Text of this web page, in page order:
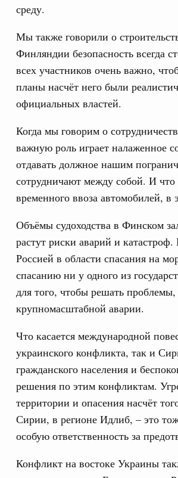
среду.
Мы также говорили о
Финляндии безопасность всегда
всех участников очень важно,
планы насчёт него были
официальных властей.
Когда мы говорим о
важную роль играет налаженное
отдавать должное нашим
сотрудничают между собой. И что
временного ввоза автомобилей,
Объёмы судоходства в Финском
растут риски аварий и
Россией в области спасания на
спасанию ни у одного из
для того, чтобы решать
крупномасштабной аварии.
Что касается международной
украинского конфликта, так и
гражданского населения и
решения по этим конфликтам.
территории и опасения насчёт
Сирии, в регионе Идлиб, – это
особую ответственность за
Конфликт на востоке Украины
Евразийского
совета
6 августа, четверг
Общие вопросы промышленной политики
провёл заседание
промышленности
Регулирование в сфере строительства
Более 130
значения построено под
Национальный проект «Инфраструктура
Порядка 200
объектам,
для
Сергей Кравцов и
Григорий Гуров
«Кольцо открытий»
Евразийский экономический союз.